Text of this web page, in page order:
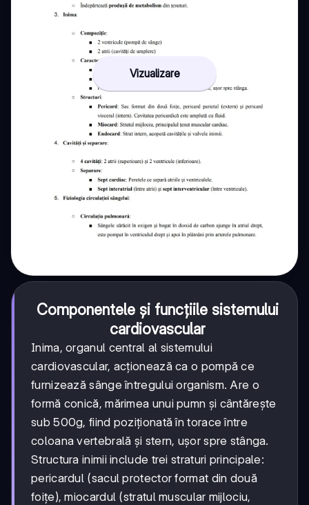
Vizualizare
Componentele și funcțiile sistemului
cardiovascular
Inima, organul central al sistemului
cardiovascular, acționează ca o pompă ce
furnizează sânge întregului organism. Are o
formă conică, mărimea unui pumn și cântărește
sub 500g, fiind poziționată în torace între
coloana vertebrală și stern, ușor spre stânga.
Structura inimii include trei straturi principale:
pericardul (sacul protector format din două
foițe), miocardul (stratul muscular mijlociu,